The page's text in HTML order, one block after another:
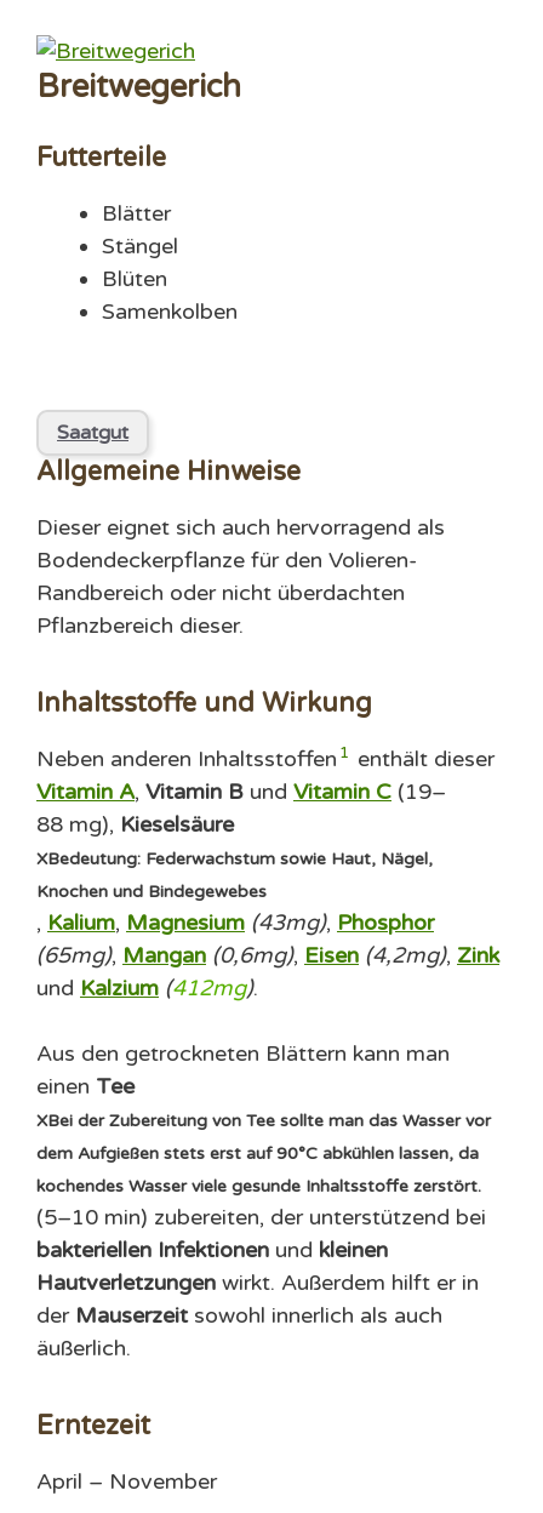
Breitwegerich
Futterteile
Blätter
Stängel
Blüten
Samenkolben
Saatgut
Allgemeine Hinweise
Dieser eignet sich auch hervorragend als
Bodendeckerpflanze für den Volieren-
Randbereich oder nicht überdachten
Pflanzbereich dieser.
Inhaltsstoffe und Wirkung
Neben anderen Inhaltsstoffen 1 enthält dieser
Vitamin A, Vitamin B und Vitamin C (19–
88 mg), Kieselsäure
XBedeutung: Federwachstum sowie Haut, Nägel,
Knochen und Bindegewebes
, Kalium, Magnesium (43mg), Phosphor
(65mg), Mangan (0,6mg), Eisen (4,2mg), Zink
und Kalzium (412mg).
Aus den getrockneten Blättern kann man
einen Tee
XBei der Zubereitung von Tee sollte man das Wasser vor
dem Aufgießen stets erst auf 90°C abkühlen lassen, da
kochendes Wasser viele gesunde Inhaltsstoffe zerstört.
(5–10 min) zubereiten, der unterstützend bei
bakteriellen Infektionen und kleinen
Hautverletzungen wirkt. Außerdem hilft er in
der Mauserzeitsowohl innerlich als auch
äußerlich.
Erntezeit
April – November